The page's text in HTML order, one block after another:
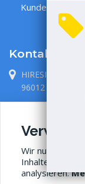
Kundenbereich
Kontakt
HIRESICILY
96012 Avola,
Wir nutzen
Inhalte zu
analysieren.